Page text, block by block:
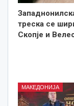
треска се
Скопје и
МАКЕДОНИЈА